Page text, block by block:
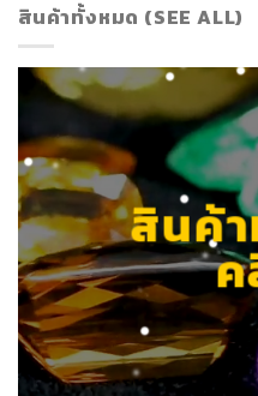
สินค้าทั้งหมด (SEE ALL)
สินค้